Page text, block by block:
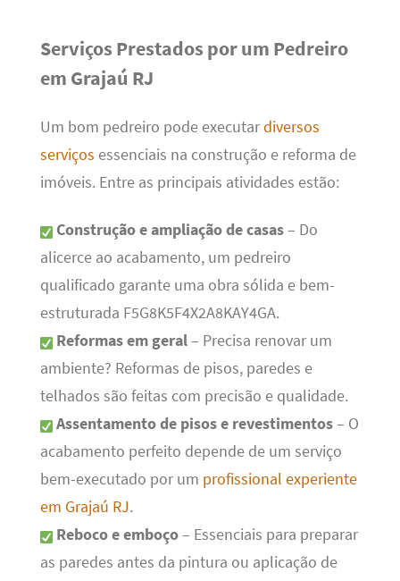
Serviços Prestados por um Pedreiro
em Grajaú RJ
Um bom pedreiro pode executardiversos
serviços essenciais na construção e reforma de
imóveis. Entre as principais atividades estão:
Construção e ampliação de casas– Do
alicerce ao acabamento, um pedreiro
qualificado garante uma obra sólida e bem-
estruturada F5G8K5F4X2A8KAY4GA.
Reformas em geral– Precisa renovar um
ambiente? Reformas de pisos, paredes e
telhados são feitas com precisão e qualidade.
Assentamento de pisos e revestimentos– O
acabamento perfeito depende de um serviço
bem-executado por um profissional experiente
em Grajaú RJ.
Reboco e emboço– Essenciais para preparar
as paredes antes da pintura ou aplicação de